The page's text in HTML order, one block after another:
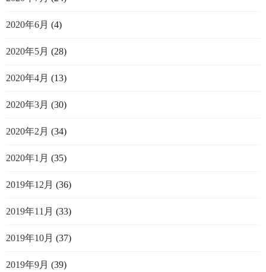
2020年6月 (4)
2020年5月 (28)
2020年4月 (13)
2020年3月 (30)
2020年2月 (34)
2020年1月 (35)
2019年12月 (36)
2019年11月 (33)
2019年10月 (37)
2019年9月 (39)